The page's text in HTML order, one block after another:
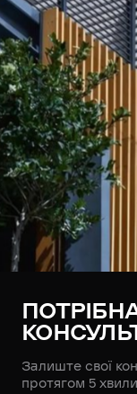
Залиште свої
протягом 5